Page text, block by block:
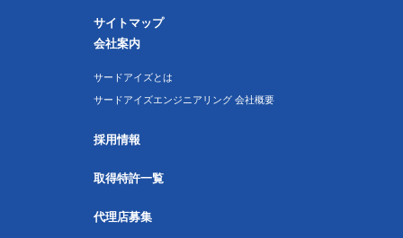
サイトマップ
会社案内
サードアイズとは
サードアイズエンジニアリング 会社概要
採用情報
取得特許一覧
代理店募集